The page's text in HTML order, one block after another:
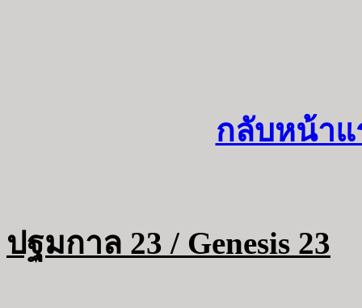
กลับหน้าแ
ปฐมกาล 23 / Genesis 23